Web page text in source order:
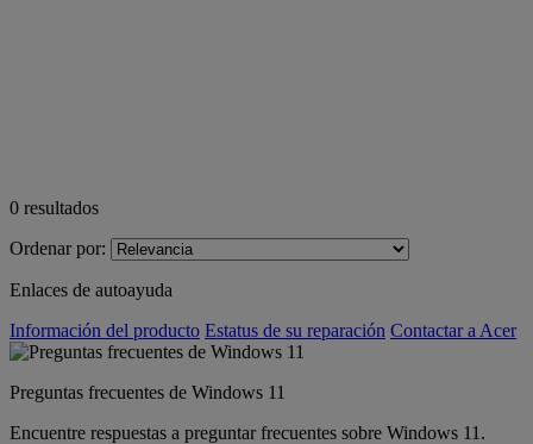
0 resultados
Ordenar por:
Enlaces de autoayuda
Información del producto Estatus de su reparación Contactar a Acer
Preguntas frecuentes de Windows 11
Encuentre respuestas a preguntar frecuentes sobre Windows 11.